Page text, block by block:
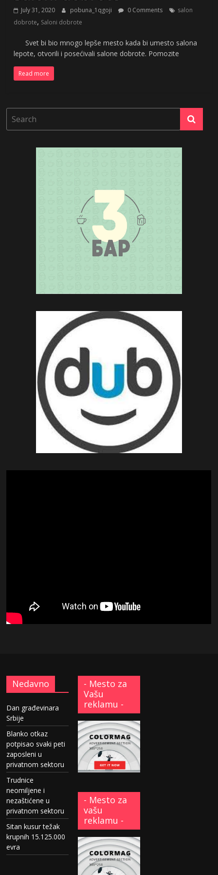
July 31, 2020 pobuna_1qgoji 0 Comments
salon
dobrote, Saloni dobrote
Svet bi bio mnogo lepše mesto kada bi umesto salona
lepote, otvorili i posećivali salone dobrote. Pomozite
Read more
Nedavno
Dan građevinara
Srbije
Blanko otkaz
potpisao svaki peti
zaposleni u
privatnom sektoru
Trudnice
neomiljene i
nezaštićene u
privatnom sektoru
Sitan kusur težak
krupnih 15.125.000
evra
- Mesto za
Vašu
reklamu -
- Mesto za
vašu
reklamu -